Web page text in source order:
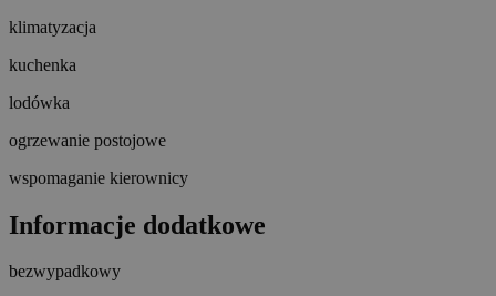
klimatyzacja
kuchenka
lodówka
ogrzewanie postojowe
wspomaganie kierownicy
Informacje dodatkowe
bezwypadkowy